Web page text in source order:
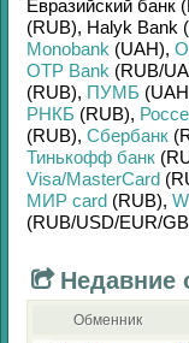
Евразийский банк
(RUB), Halyk Bank
Monobank (UAH),
OTP Bank (RUB/
(RUB), ПУМБ
РНКБ (RUB),
(RUB), Сбербанк
Тинькофф банк
Visa/MasterCard
МИР card (RUB),
(RUB/USD/EUR/
Недавние
Обменник